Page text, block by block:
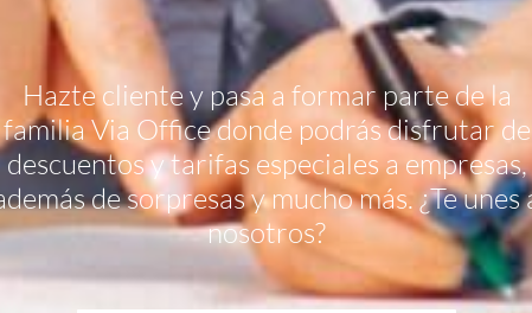
Hazte cliente y pasa a formar parte de la
familia Via Office donde podrás disfrutar de
descuentos y tarifas especiales a empresas,
de sorpresas y mucho más.¿Te unes
nosotros?